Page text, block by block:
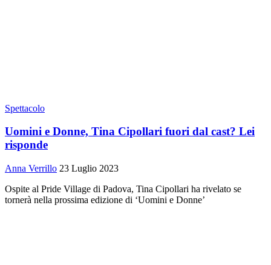
Spettacolo
Uomini e Donne, Tina Cipollari fuori dal cast? Lei
risponde
Anna Verrillo 23 Luglio 2023
Ospite al Pride Village di Padova, Tina Cipollari ha rivelato se
tornerà nella prossima edizione di ‘Uomini e Donne’